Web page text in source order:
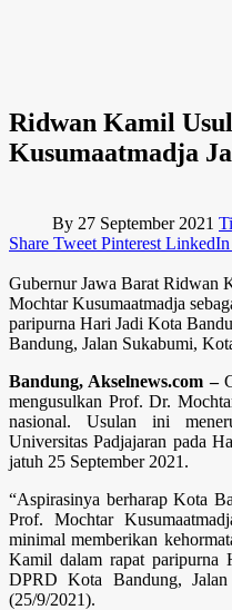
Ridwan Kamil
Kusumaatmadja
By 27 September 2021
Share Tweet Pinterest LinkedIn
Gubernur Jawa Barat Ridwan
Mochtar Kusumaatmadja
paripurna Hari Jadi Kota
Bandung, Jalan Sukabumi,
Bandung, Akselnews.com –
mengusulkan Prof. Dr.
nasional. Usulan ini
Universitas Padjajaran pada
jatuh 25 September 2021.
“Aspirasinya berharap Kota
Prof. Mochtar
minimal memberikan
Kamil dalam rapat paripurna
DPRD Kota Bandung,
(25/9/2021).